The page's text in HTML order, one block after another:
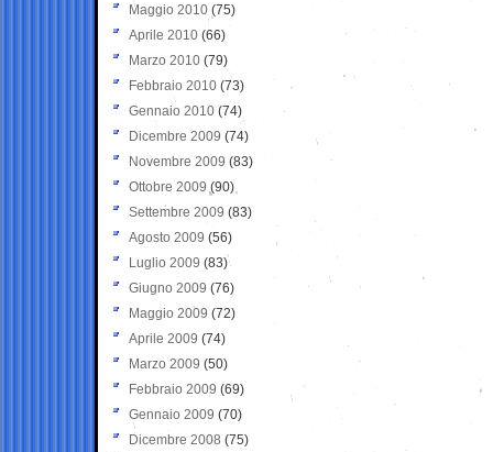
Maggio 2010 (75)
Aprile 2010 (66)
Marzo 2010 (79)
Febbraio 2010 (73)
Gennaio 2010 (74)
Dicembre 2009 (74)
Novembre 2009 (83)
Ottobre 2009 (90)
Settembre 2009 (83)
Agosto 2009 (56)
Luglio 2009 (83)
Giugno 2009 (76)
Maggio 2009 (72)
Aprile 2009 (74)
Marzo 2009 (50)
Febbraio 2009 (69)
Gennaio 2009 (70)
Dicembre 2008 (75)